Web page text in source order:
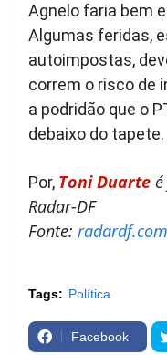
Agnelo faria bem
Algumas feridas,
autoimpostas,
correm o risco de
a podridão que o
debaixo do tapete.
Por, Toni Duarte
Radar-DF
Fonte:
Tags: Política
Facebook